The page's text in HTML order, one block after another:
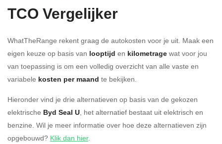
TCO Vergelijker
WhatTheRange rekent graag de autokosten voor je uit. Maak een
eigen keuze op basis van looptijd en kilometrage wat voor jou
van toepassing is om een volledig overzicht van alle vaste en
variabele kosten per maand te bekijken.
Hieronder vind je drie alternatieven op basis van de gekozen
elektrische Byd Seal U, het alternatief bestaat uit elektrisch en
benzine. Wil je meer informatie over hoe deze alternatieven zijn
opgebouwd? Klik dan hier.